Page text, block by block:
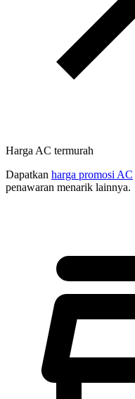
Harga AC termurah
Dapatkan harga promosi AC
penawaran menarik lainnya.